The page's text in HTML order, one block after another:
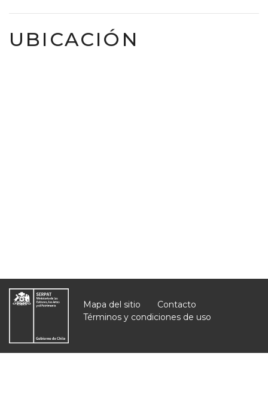
UBICACIÓN
Mapa del sitio
Contacto
Términos y condiciones de uso